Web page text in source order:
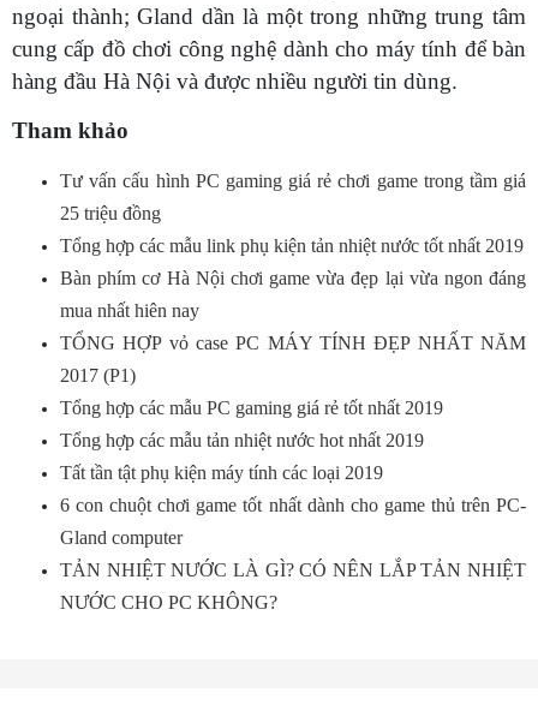
ngoại thành; Gland dần là một trong những trung tâm
cung cấp đồ chơi công nghệ dành cho máy tính để bàn
hàng đầu Hà Nội và được nhiều người tin dùng.
Tham khảo
Tư vấn cấu hình PC gaming giá rẻ chơi game trong tầm giá
25 triệu đồng
Tổng hợp các mẫu link phụ kiện tản nhiệt nước tốt nhất 2019
Bàn phím cơ Hà Nội chơi game vừa đẹp lại vừa ngon đáng
mua nhất hiên nay
TỔNG HỢP vỏ case PC MÁY TÍNH ĐẸP NHẤT NĂM
2017 (P1)
Tổng hợp các mẫu PC gaming giá rẻ tốt nhất 2019
Tổng hợp các mẫu tản nhiệt nước hot nhất 2019
Tất tần tật phụ kiện máy tính các loại 2019
6 con chuột chơi game tốt nhất dành cho game thủ trên PC-
Gland computer
TẢN NHIỆT NƯỚC LÀ GÌ? CÓ NÊN LẮP TẢN NHIỆT
NƯỚC CHO PC KHÔNG?